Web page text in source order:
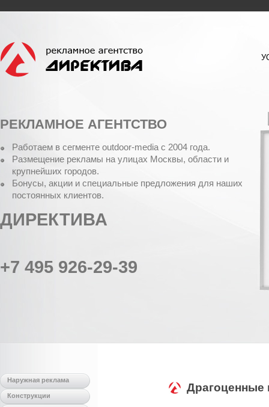
РЕКЛАМНОЕ АГЕНТСТВО
Работаем в сегменте outdoor-media c 2004 года.
Размещение рекламы на улицах Москвы, области и
крупнейших городов.
Бонусы, акции и специальные предложения для наших
постоянных клиентов.
ДИРЕКТИВА
+7 495 926-29-39
Наружная реклама
Конструкции
Драгоценные